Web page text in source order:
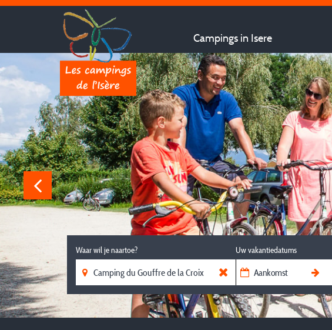
Campings in Isere
Waar wil je naartoe? Uw vakantiedatums